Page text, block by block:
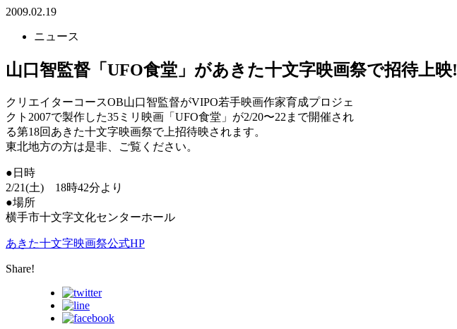
2009.02.19
ニュース
山口智監督「UFO食堂」があきた十文字映画祭で招待上映!
クリエイターコースOB山口智監督がVIPO若手映画作家育成プロジェ
クト2007で製作した35ミリ映画「UFO食堂」が2/20〜22まで開催され
る第18回あきた十文字映画祭で上招待映されます。
東北地方の方は是非、ご覧ください。
●日時
2/21(土) 18時42分より
●場所
横手市十文字文化センターホール
あきた十文字映画祭公式HP
Share!